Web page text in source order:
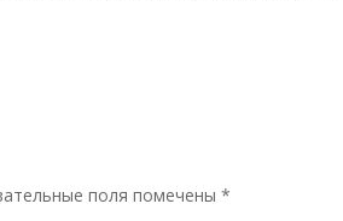
поля помечены*